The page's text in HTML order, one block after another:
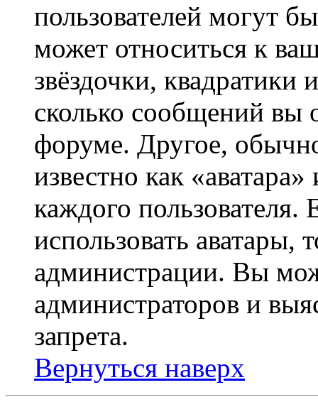
пользователей могут
может относиться к
звёздочки,
сколько сообщений вы
форуме. Другое,
известно как
каждого
использовать аватары,
администрации. Вы
администраторов и
запрета.
Вернуться наверх